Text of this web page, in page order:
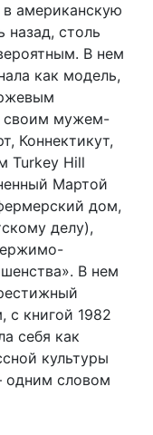
американскую
назад, столь
В нем
как модель,
своим мужем-
Коннектикут,
Turkey Hill
Мартой
дом,
делу),
В нем
с книгой 1982
себя как
культуры
одним словом